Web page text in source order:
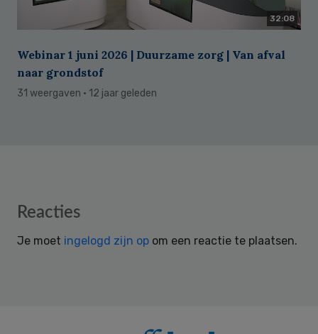
32:08
Webinar 1 juni 2026 | Duurzame zorg | Van afval
naar grondstof
31 weergaven · 12 jaar geleden
Reader
Reacties
Je moet ingelogd zijn op om een reactie te plaatsen.